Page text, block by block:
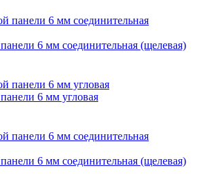
6 мм соединительная (щелевая)
6 мм угловая
6 мм соединительная (щелевая)